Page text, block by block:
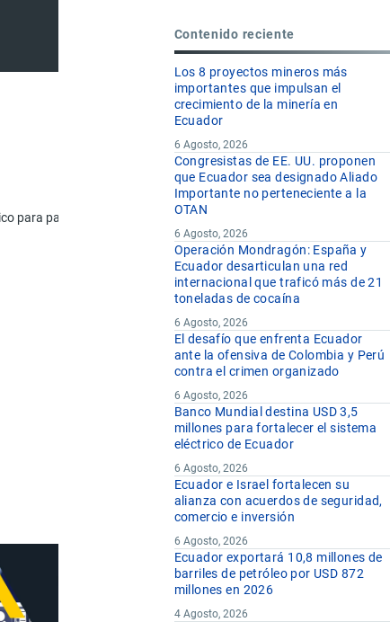
U.F
para paredes o techos, definidos en la Nota 9 de este Capítulo.
m2
Contenido reciente
Los 8 proyectos mineros más
importantes que impulsan el
crecimiento de la minería en
Ecuador
6 Agosto, 2026
Congresistas de EE. UU. proponen
que Ecuador sea designado Aliado
Importante no perteneciente a la
OTAN
6 Agosto, 2026
Operación Mondragón: España y
Ecuador desarticulan una red
internacional que traficó más de 21
toneladas de cocaína
6 Agosto, 2026
El desafío que enfrenta Ecuador
ante la ofensiva de Colombia y Perú
contra el crimen organizado
6 Agosto, 2026
Banco Mundial destina USD 3,5
millones para fortalecer el sistema
eléctrico de Ecuador
6 Agosto, 2026
Ecuador e Israel fortalecen su
alianza con acuerdos de seguridad,
comercio e inversión
6 Agosto, 2026
Ecuador exportará 10,8 millones de
barriles de petróleo por USD 872
millones en 2026
4 Agosto, 2026